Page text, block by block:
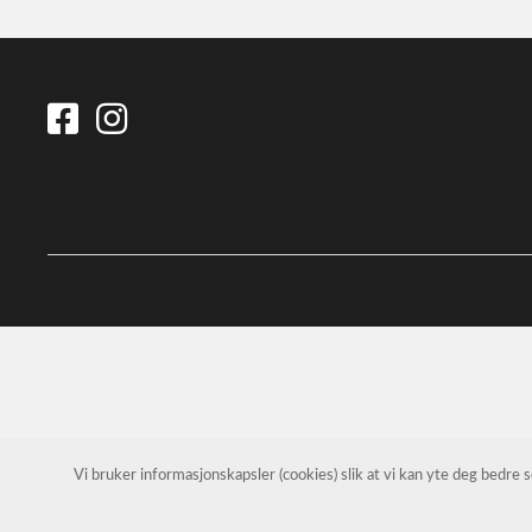
Vi bruker informasjonskapsler (cookies) slik at vi kan yte deg